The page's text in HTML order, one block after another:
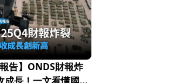
告】ONDS財報炸
成長！一文看懂國防